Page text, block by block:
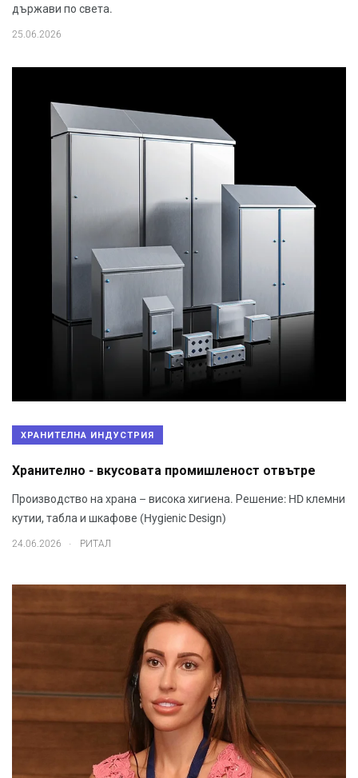
държави по света.
25.06.2026
ХРАНИТЕЛНА ИНДУСТРИЯ
Хранително - вкусовата промишленост отвътре
Производство на храна – висока хигиена. Решение: HD клемни
кутии, табла и шкафове (Hygienic Design)
24.06.2026 . РИТАЛ